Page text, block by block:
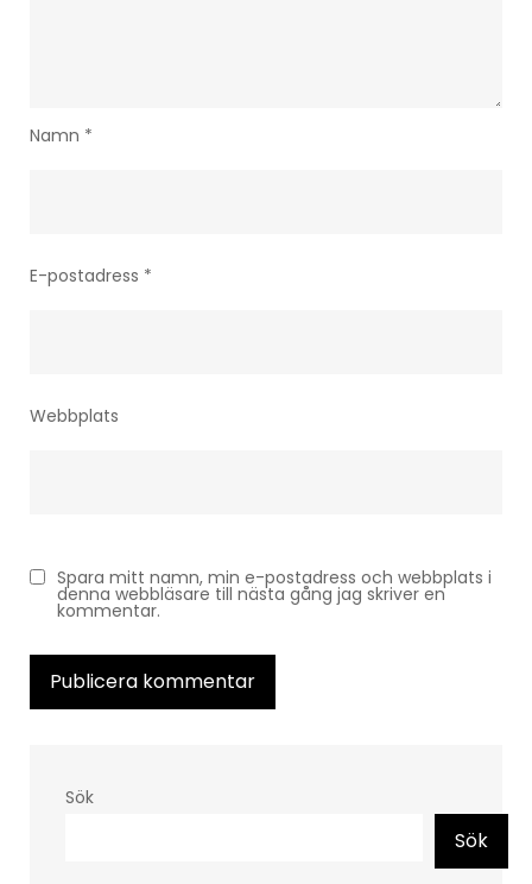
Namn *
E-postadress *
Webbplats
Spara mitt namn, min e-postadress och webbplats i
denna webbläsare till nästa gång jag skriver en
kommentar.
Sök
Sök